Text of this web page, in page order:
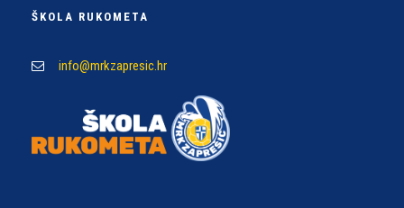
ŠKOLA RUKOMETA
info@mrkzapresic.hr